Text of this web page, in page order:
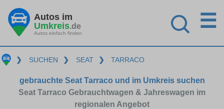
Autos im
Umkreis.de
Autos einfach finden
☰
❯ SUCHEN ❯ SEAT ❯ TARRACO
gebrauchte Seat Tarraco und im Umkreis suchen
Seat Tarraco Gebrauchtwagen & Jahreswagen im
regionalen Angebot